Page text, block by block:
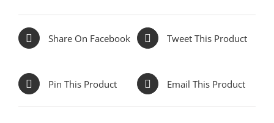
Share On Facebook Tweet This Product
Pin This Product Email This Product